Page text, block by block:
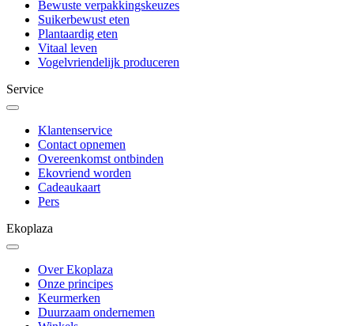
Bewuste verpakkingskeuzes
Suikerbewust eten
Plantaardig eten
Vitaal leven
Vogelvriendelijk produceren
Service
Klantenservice
Contact opnemen
Overeenkomst ontbinden
Ekovriend worden
Cadeaukaart
Pers
Ekoplaza
Over Ekoplaza
Onze principes
Keurmerken
Duurzaam ondernemen